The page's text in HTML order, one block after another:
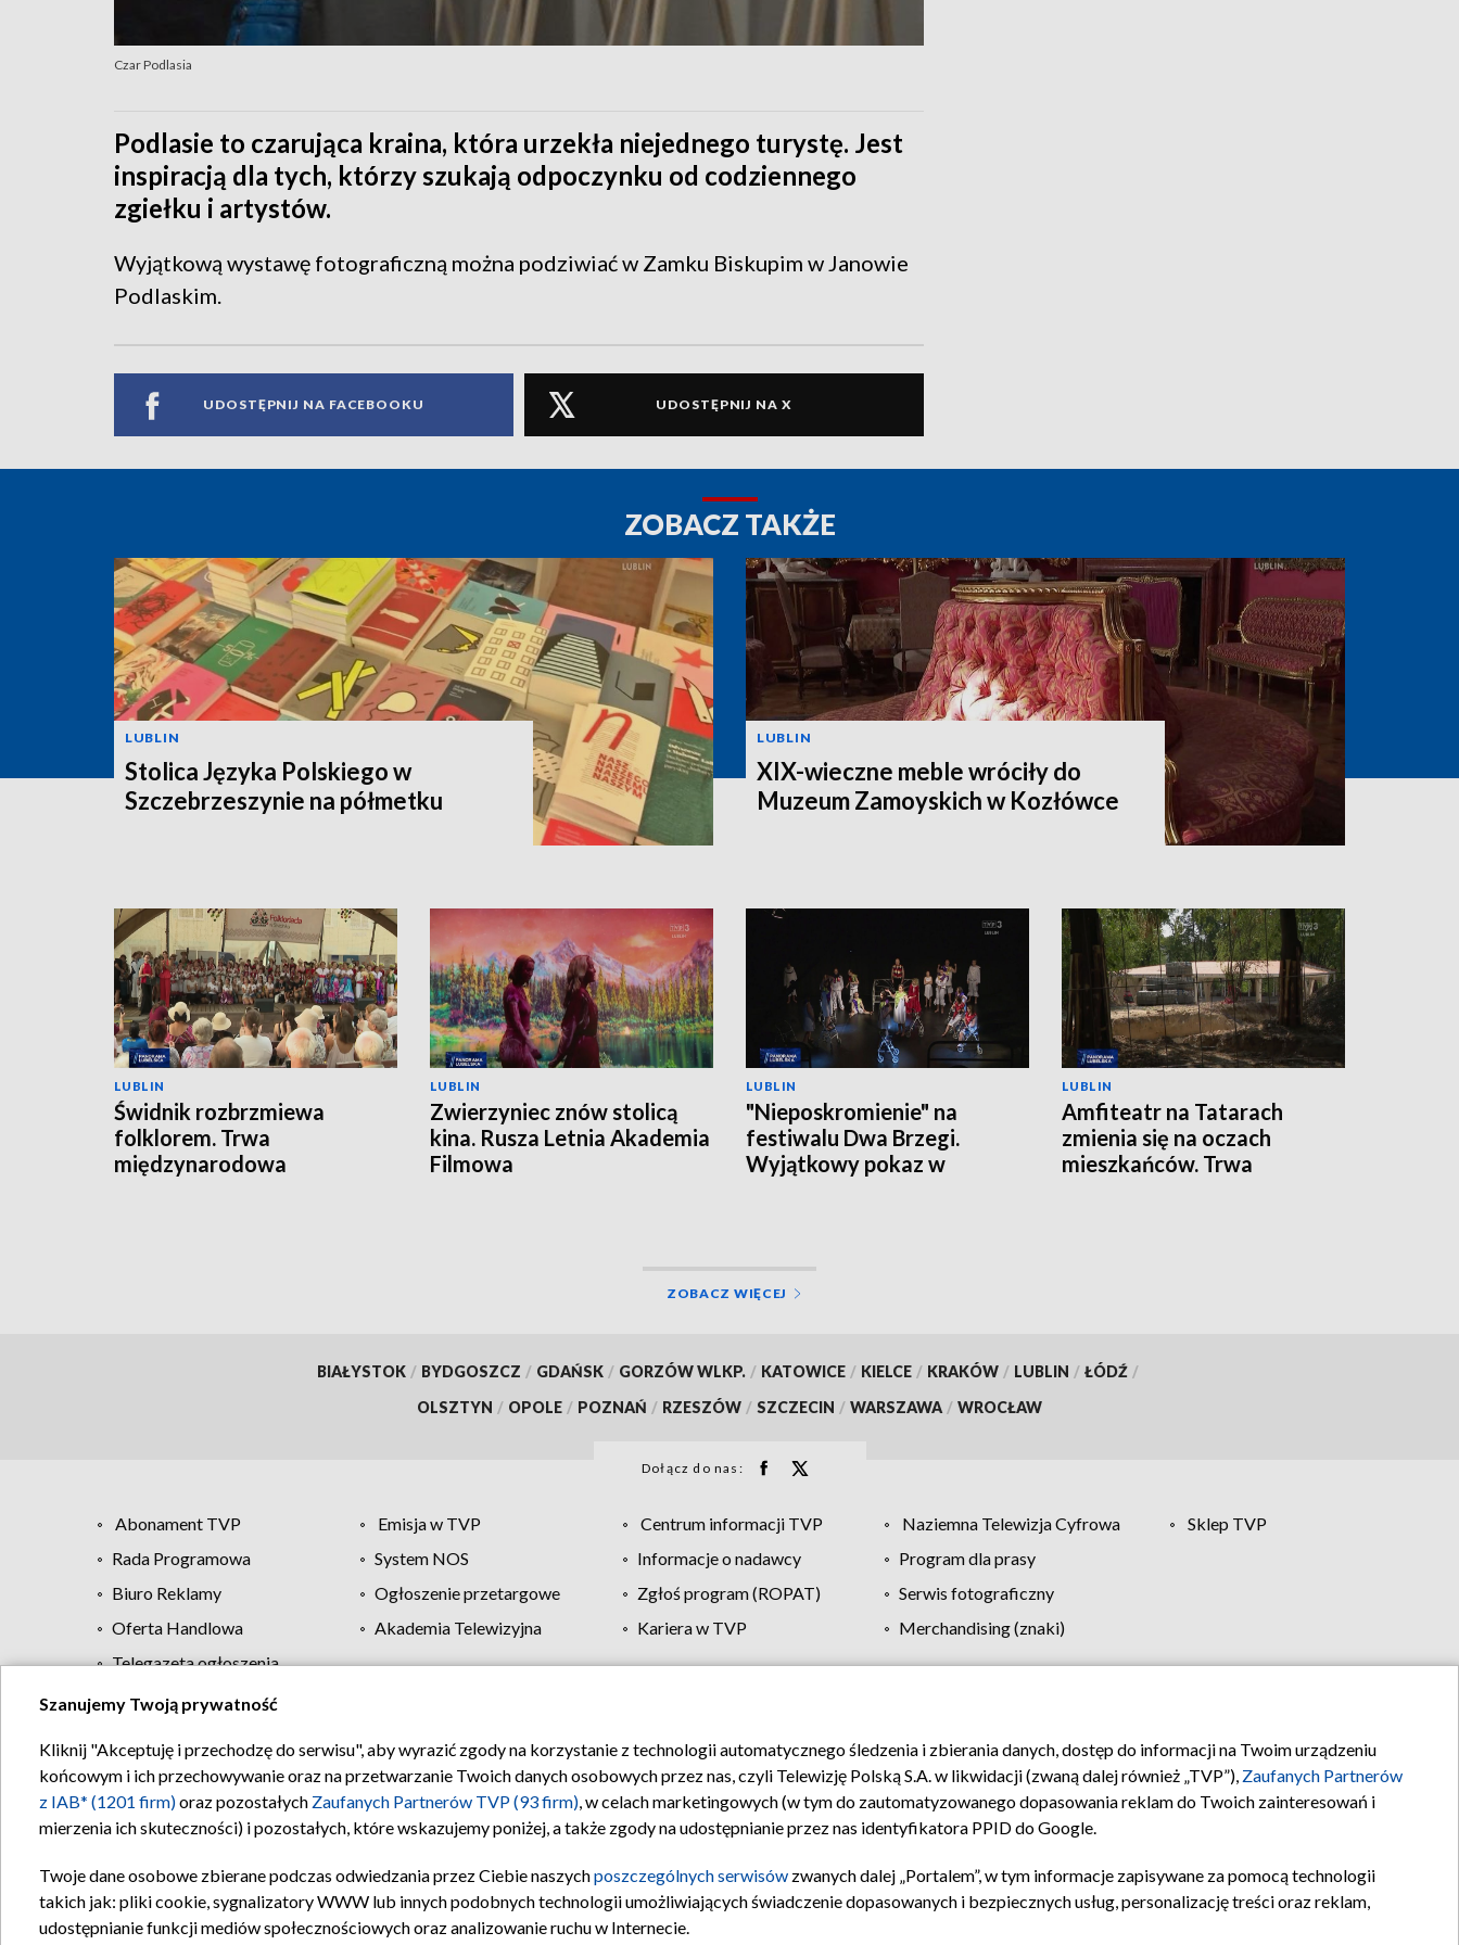
Czar Podlasia
Podlasie to czarująca kraina, która urzekła niejednego turystę. Jest
inspiracją dla tych, którzy szukają odpoczynku od codziennego
zgiełku i artystów.
Wyjątkową wystawę fotograficzną można podziwiać w Zamku Biskupim w Janowie
Podlaskim.
UDOSTĘPNIJ NA FACEBOOKU UDOSTĘPNIJ NA X
ZOBACZ TAKŻE
LUBLIN
Stolica Języka Polskiego w
Szczebrzeszynie na półmetku
LUBLIN
XIX-wieczne meble wróciły do
Muzeum Zamoyskich w Kozłówce
LUBLIN
Świdnik rozbrzmiewa
folklorem. Trwa
międzynarodowa
LUBLIN
Zwierzyniec znów stolicą
kina. Rusza Letnia Akademia
Filmowa
LUBLIN
"Nieposkromienie" na
festiwalu Dwa Brzegi.
Wyjątkowy pokaz w
LUBLIN
Amfiteatr na Tatarach
zmienia się na oczach
mieszkańców. Trwa
ZOBACZ WIĘCEJ
BIAŁYSTOK / BYDGOSZCZ / GDAŃSK / GORZÓW WLKP. / KATOWICE / KIELCE / KRAKÓW / LUBLIN / ŁÓDŹ /
OLSZTYN / OPOLE / POZNAŃ / RZESZÓW / SZCZECIN / WARSZAWA / WROCŁAW
Dołącz do nas:
Abonament TVP Emisja w TVP Centrum informacji TVP Naziemna Telewizja Cyfrowa
Sklep TVP
Rada Programowa
System NOS Informacje o nadawcy
Program dla prasy
Biuro Reklamy
Ogłoszenie przetargowe Zgłoś program (ROPAT)
Serwis fotograficzny
Oferta Handlowa
Akademia Telewizyjna Kariera w TVP
Merchandising (znaki)
Telegazeta ogłoszenia
Regulamin TVP Polityka prywatności Moje zgody Pomoc Biuro reklamy Kontakt
Szanujemy Twoją prywatność
Kliknij "Akceptuję i przechodzę do serwisu", aby wyrazić zgody na korzystanie z technologii automatycznego śledzenia i zbierania danych, dostęp do informacji na Twoim urządzeniu
końcowym i ich przechowywanie oraz na przetwarzanie Twoich danych osobowych przez nas, czyli Telewizję Polską S.A. w likwidacji (zwaną dalej również „TVP”), Zaufanych Partnerów
z IAB* (1201 firm)oraz pozostałych Zaufanych Partnerów TVP (93 firm), w celach marketingowych (w tym do zautomatyzowanego dopasowania reklam do Twoich zainteresowań i
mierzenia ich skuteczności) i pozostałych, które wskazujemy poniżej, a także zgody na udostępnianie przez nas identyfikatora PPID do Google.
Twoje dane osobowe zbierane podczas odwiedzania przez Ciebie naszychposzczególnych serwisów zwanych dalej „Portalem”, w tym informacje zapisywane za pomocą technologii
takich jak: pliki cookie, sygnalizatory WWW lub innych podobnych technologii umożliwiających świadczenie dopasowanych i bezpiecznych usług, personalizację treści oraz reklam,
udostępnianie funkcji mediów społecznościowych oraz analizowanie ruchu w Internecie.